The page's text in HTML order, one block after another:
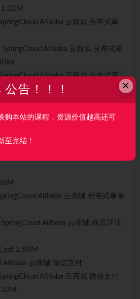
Alibaba 云商城 分布式事
Alibaba 云商城 分布式事
Alibaba 云商城 分布式事
Alibaba 云商城 分布式事
46.75kb
Alibaba 云商城 分布式事务
Alibaba 云商城 商品详情
2.80M
云商城 微信支付
Alibaba 云商城 微信支付
×
公告！！！
购本站的课程，资源价值越高还可
至完结！